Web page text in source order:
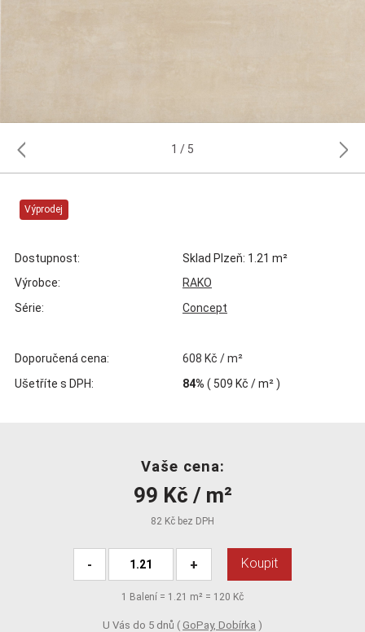
1 5
Výprodej
Dostupnost:
Sklad Plzeň: 1.21 m²
Výrobce:
RAKO
Série:
Concept
Doporučená cena:
608 Kč / m²
Ušetříte s DPH:
84% ( 509 Kč / m² )
Vaše cena:
99 Kč / m²
82 Kč bez DPH
- + Koupit
1 Balení = 1.21 m² = 120 Kč
U Vás do 5 dnů ( GoPay, Dobírka )